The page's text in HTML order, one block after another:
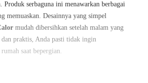
Produk serbaguna ini menawarkan berbagai
memuaskan. Desainnya yang simpel
mudah dibersihkan setelah malam yang
dan praktis, Anda pasti tidak ingin
saat bepergian.